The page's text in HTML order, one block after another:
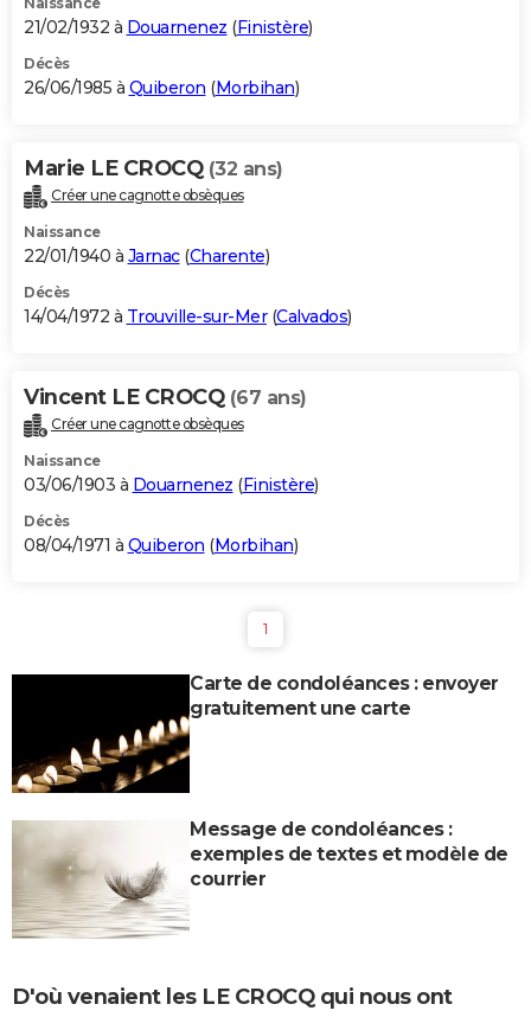
21/02/1932 à Douarnenez (Finistère)
Décès
26/06/1985 à Quiberon (Morbihan)
Marie LE CROCQ (32 ans)
Créer une cagnotte obsèques
Naissance
22/01/1940 à Jarnac(Charente)
Décès
14/04/1972 à Trouville-sur-Mer(Calvados)
Vincent LE CROCQ (67 ans)
Créer une cagnotte obsèques
Naissance
03/06/1903 à Douarnenez (Finistère)
Décès
08/04/1971 à Quiberon (Morbihan)
1
Carte de condoléances : envoyer
gratuitement une carte
Message de condoléances :
exemples de textes et modèle de
courrier
D'où venaient les LE CROCQ qui nous ont